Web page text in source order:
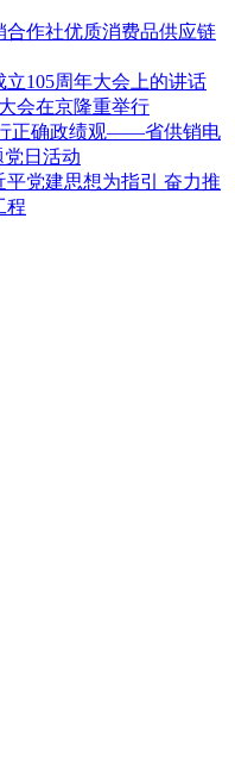
作社优质消费品供应链
105周年大会上的讲话
会在京隆重举行
正确政绩观——省供销电
党日活动
党建思想为指引 奋力推
程